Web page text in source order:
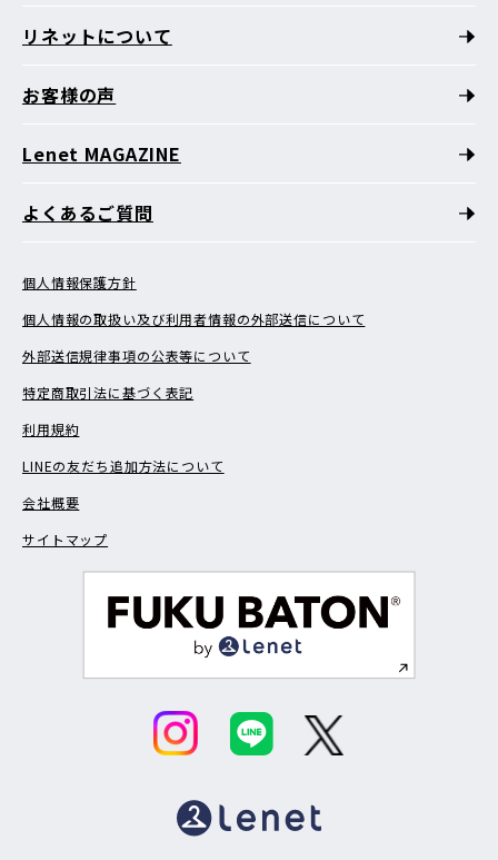
リネットについて
お客様の声
Lenet MAGAZINE
よくあるご質問
個人情報保護方針
個人情報の取扱い及び利用者情報の外部送信について
外部送信規律事項の公表等について
特定商取引法に基づく表記
利用規約
LINEの友だち追加方法について
会社概要
サイトマップ